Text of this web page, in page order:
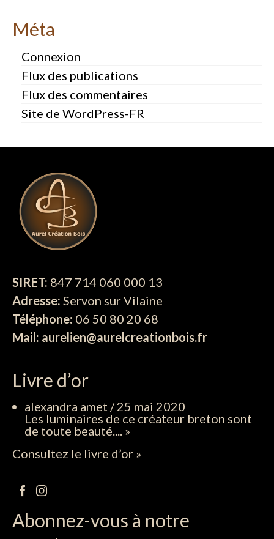
Méta
Connexion
Flux des publications
Flux des commentaires
Site de WordPress-FR
SIRET: 847 714 060 000 13
Adresse: Servon sur Vilaine
Téléphone: 06 50 80 20 68
Mail: aurelien@aurelcreationbois.fr
Livre d’or
alexandra amet /25 mai 2020
Les luminaires de ce créateur breton sont
de toute beauté.... »
Consultez le livre d’or »
Abonnez-vous à notre